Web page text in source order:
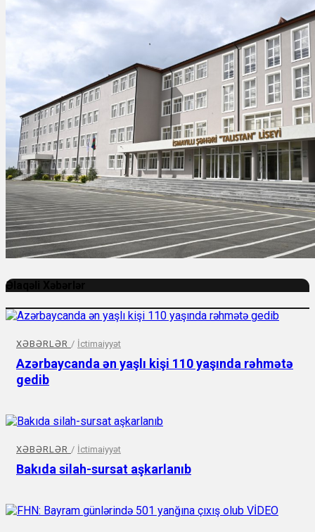
Əlaqəli Xəbərlər
XƏBƏRLƏR / İctimaiyyət
Azərbaycanda ən yaşlı kişi 110 yaşında rəhmətə
gedib
XƏBƏRLƏR / İctimaiyyət
Bakıda silah-sursat aşkarlanıb